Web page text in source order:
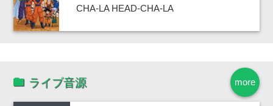
CHA-LA HEAD-CHA-LA
more
ライブ音源